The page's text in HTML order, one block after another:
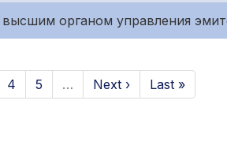
органом управления
4 5 … Next › Last »